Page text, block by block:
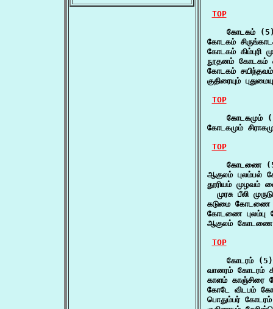
TOP
கோடகம்
கோடகம்
கோடகம் கிம்புரி
நூதனம் கோடகம்
கோடகம்
குதிரையும்
TOP
கோடகமும்
கோடகமும்
TOP
கோடணை
ஆகுலம்
தூரியம்
முரசு பீலி
கடுமை
கோடணை
ஆகுலம்
TOP
    கோடரம் (5)
வானரம்
காளம் காஞ்சிரை
கோடே விடபம்
பொதும்பர்